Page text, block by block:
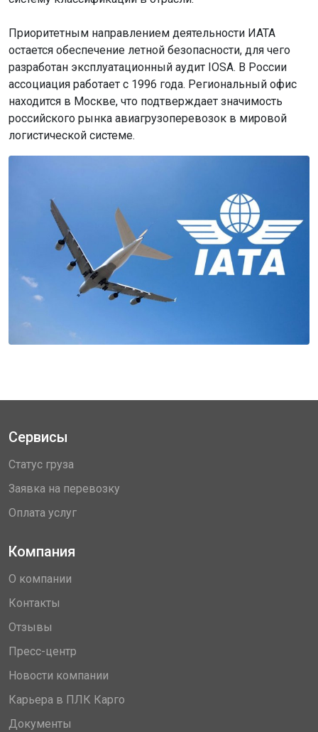
Приоритетным направлением деятельности ИАТА
остается обеспечение летной безопасности, для чего
разработан эксплуатационный аудит IOSA. В России
ассоциация работает с 1996 года. Региональный офис
находится в Москве, что подтверждает значимость
российского рынка авиагрузоперевозок в мировой
логистической системе.
Сервисы
Статус груза
Заявка на перевозку
Оплата услуг
Компания
О компании
Контакты
Отзывы
Пресс-центр
Новости компании
Карьера в ПЛК Карго
Документы